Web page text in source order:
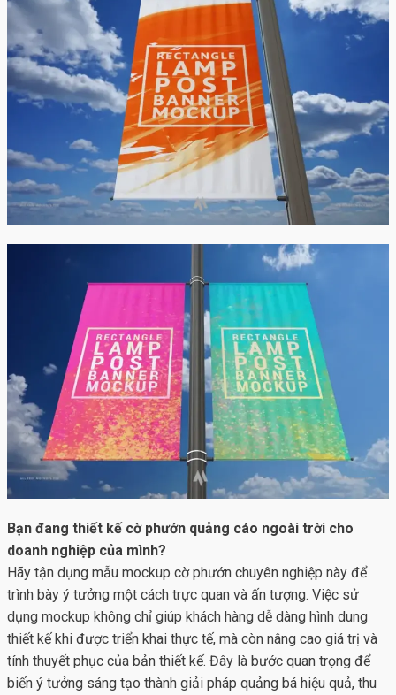
Bạn đang thiết kế cờ phướn quảng cáo ngoài trời cho
doanh nghiệp của mình?
Hãy tận dụng mẫu mockup cờ phướn chuyên nghiệp này để
trình bày ý tưởng một cách trực quan và ấn tượng. Việc sử
dụng mockup không chỉ giúp khách hàng dễ dàng hình dung
thiết kế khi được triển khai thực tế, mà còn nâng cao giá trị và
tính thuyết phục của bản thiết kế. Đây là bước quan trọng để
biến ý tưởng sáng tạo thành giải pháp quảng bá hiệu quả, thu